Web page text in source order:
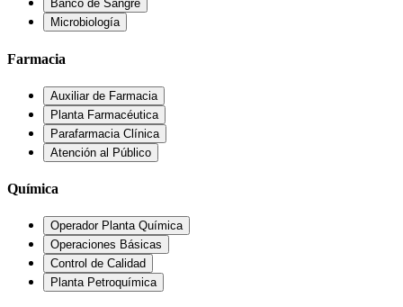
Banco de Sangre
Microbiología
Farmacia
Auxiliar de Farmacia
Planta Farmacéutica
Parafarmacia Clínica
Atención al Público
Química
Operador Planta Química
Operaciones Básicas
Control de Calidad
Planta Petroquímica